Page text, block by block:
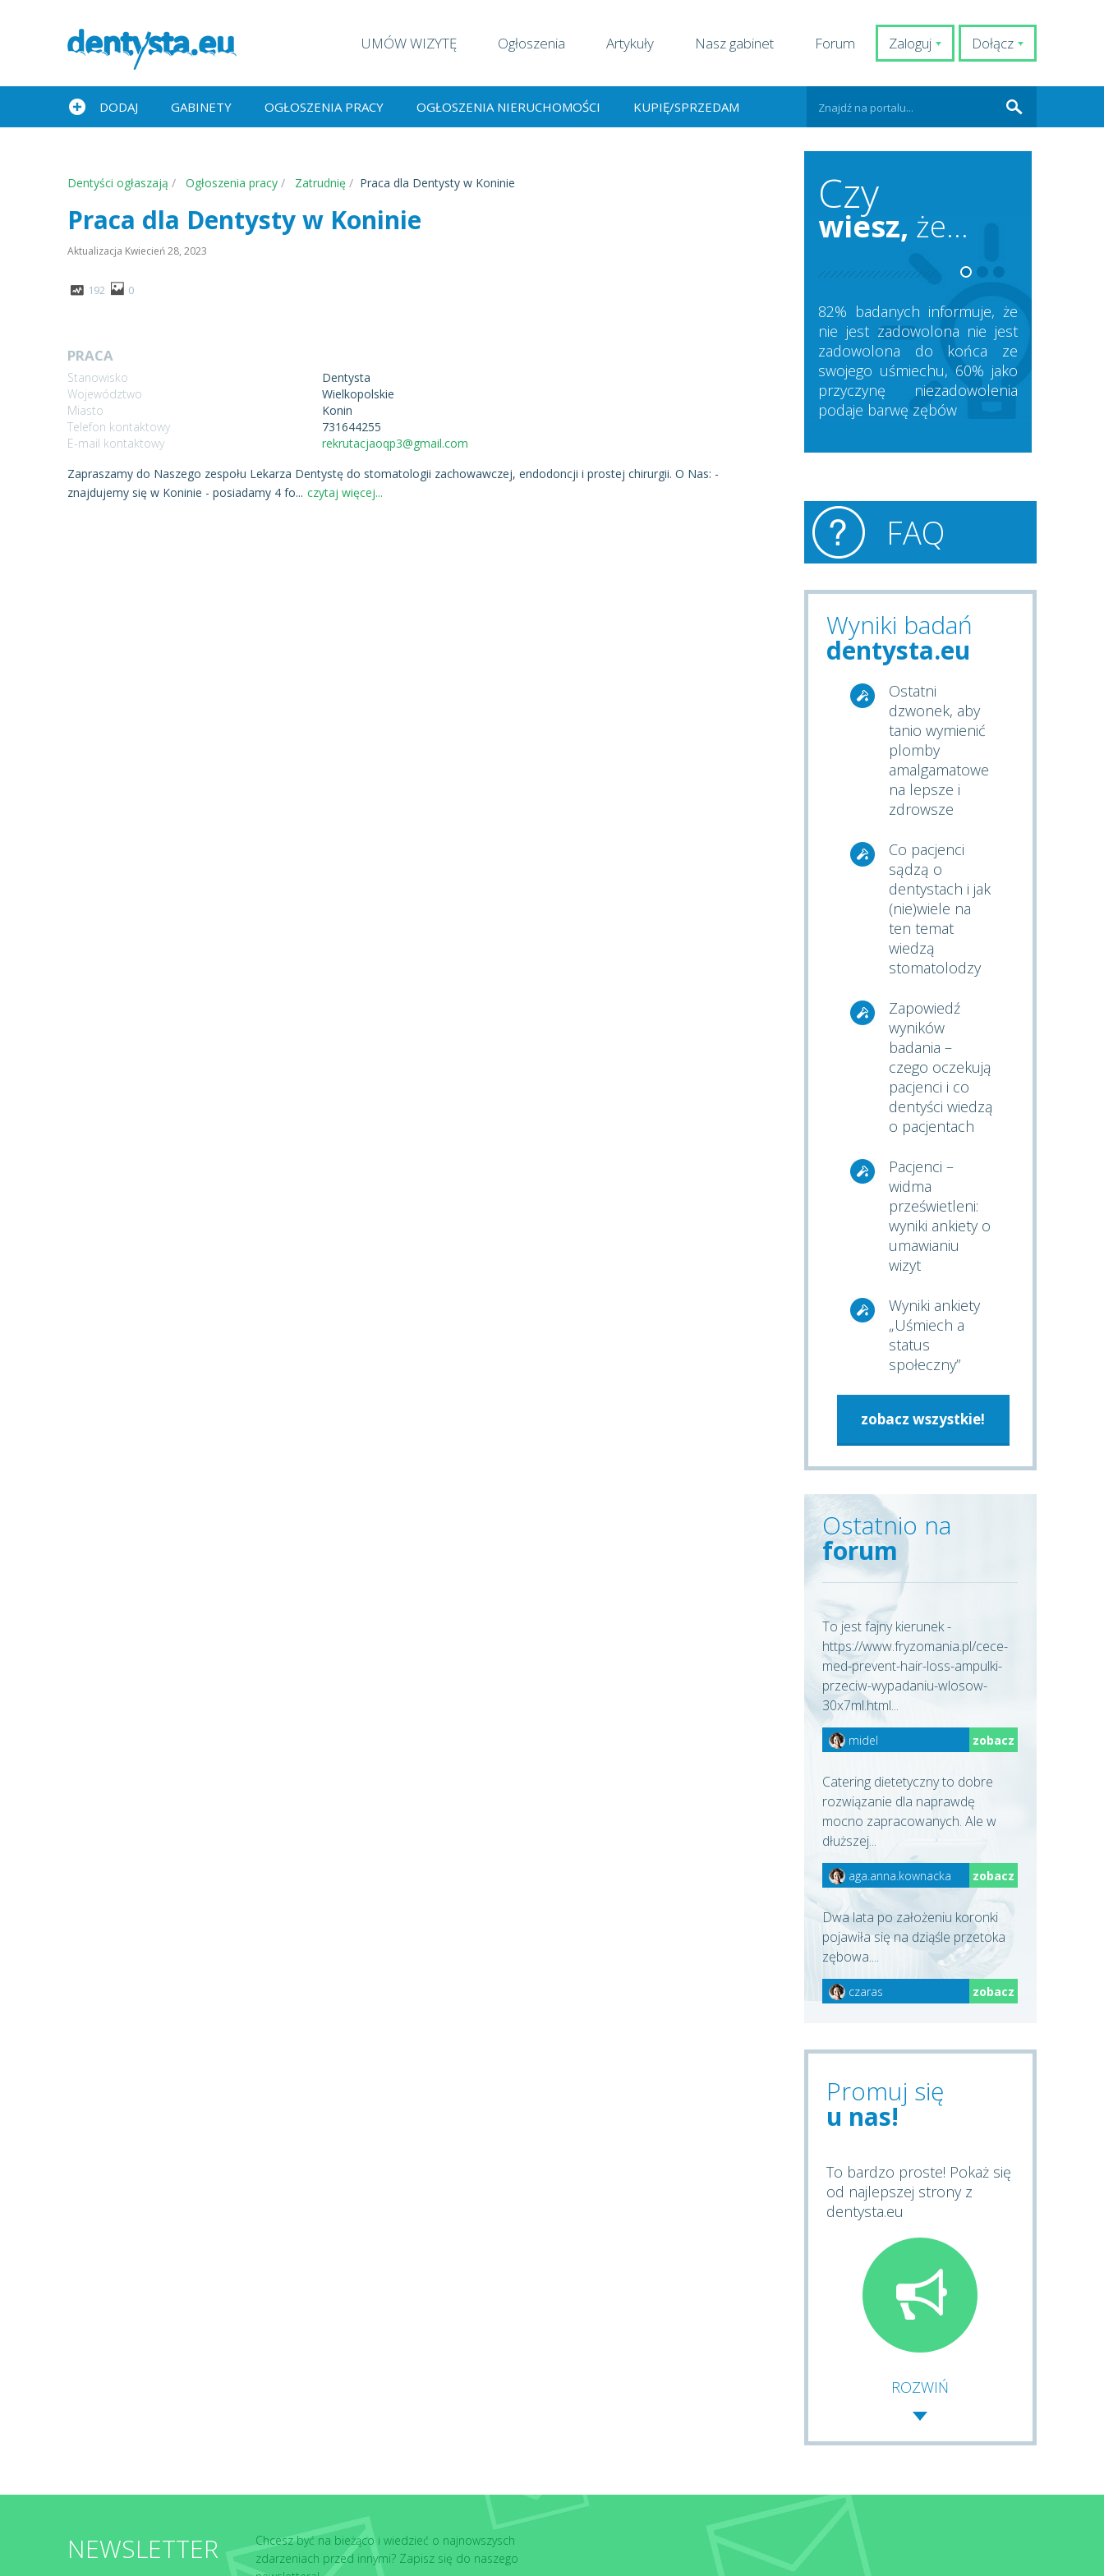
Dołącz
Zaloguj
UMÓW WIZYTĘ Ogłoszenia Artykuły Nasz gabinet Forum
DODAJ GABINETY OGŁOSZENIA PRACY OGŁOSZENIA NIERUCHOMOŚCI KUPIĘ/SPRZEDAM
Dentyści ogłaszają Ogłoszenia pracy Zatrudnię Praca dla Dentysty w Koninie
Praca dla Dentysty w Koninie
Aktualizacja Kwiecień 28, 2023
192 0
PRACA
Stanowisko
Dentysta
Województwo
Wielkopolskie
Miasto
Konin
Telefon kontaktowy
731644255
E-mail kontaktowy
rekrutacjaoqp3@gmail.com
Zapraszamy do Naszego zespołu Lekarza Dentystę do stomatologii zachowawczej, endodoncji i prostej chirurgii. O Nas: -
znajdujemy się w Koninie - posiadamy 4 fo... czytaj więcej...
Czy
wiesz, że...
82% badanych informuje, że
nie jest zadowolona nie jest
zadowolona do końca ze
swojego uśmiechu, 60% jako
przyczynę niezadowolenia
podaje barwę zębów
FAQ
Wyniki badań
dentysta.eu
Ostatni
dzwonek, aby
tanio wymienić
plomby
amalgamatowe
na lepsze i
zdrowsze
Co pacjenci
sądzą o
dentystach i jak
(nie)wiele na
ten temat
wiedzą
stomatolodzy
Zapowiedź
wyników
badania –
czego oczekują
pacjenci i co
dentyści wiedzą
o pacjentach
Pacjenci –
widma
prześwietleni:
wyniki ankiety o
umawianiu
wizyt
Wyniki ankiety
„Uśmiech a
status
społeczny”
zobacz wszystkie!
Ostatnio na
forum
To jest fajny kierunek -
https://www.fryzomania.pl/cece-
med-prevent-hair-loss-ampulki-
przeciw-wypadaniu-wlosow-
30x7ml.html...
midel zobacz
Catering dietetyczny to dobre
rozwiązanie dla naprawdę
mocno zapracowanych. Ale w
dłuższej...
aga.anna.kownacka zobacz
Dwa lata po założeniu koronki
pojawiła się na dziąśle przetoka
zębowa....
czaras zobacz
Promuj się
u nas!
To bardzo proste! Pokaż się
od najlepszej strony z
dentysta.eu
ROZWIŃ
NEWSLETTER
Chcesz być na bieżąco i wiedzieć o najnowszysch
zdarzeniach przed innymi? Zapisz się do naszego